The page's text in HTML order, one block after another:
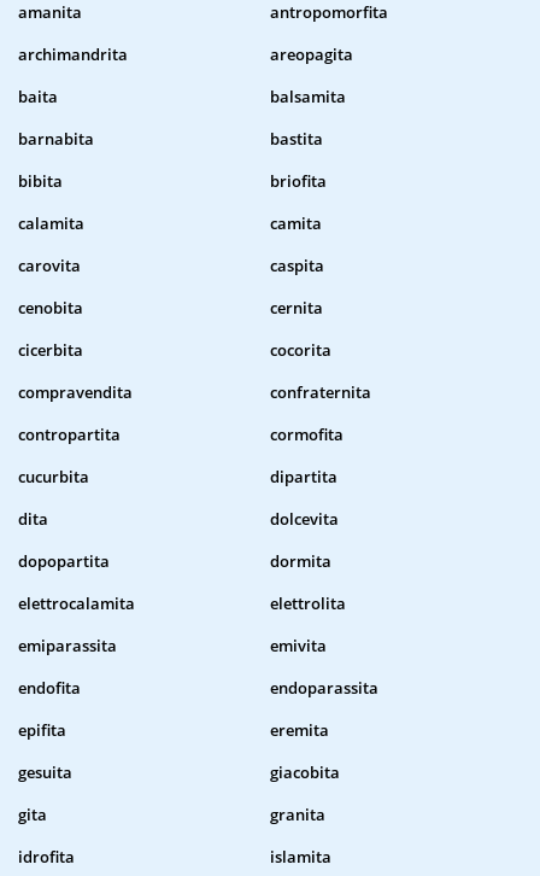
amanita
antropomorfita
archimandrita
areopagita
baita
balsamita
barnabita
bastita
bibita
briofita
calamita
camita
carovita
caspita
cenobita
cernita
cicerbita
cocorita
compravendita
confraternita
contropartita
cormofita
cucurbita
dipartita
dita
dolcevita
dopopartita
dormita
elettrocalamita
elettrolita
emiparassita
emivita
endofita
endoparassita
epifita
eremita
gesuita
giacobita
gita
granita
idrofita
islamita